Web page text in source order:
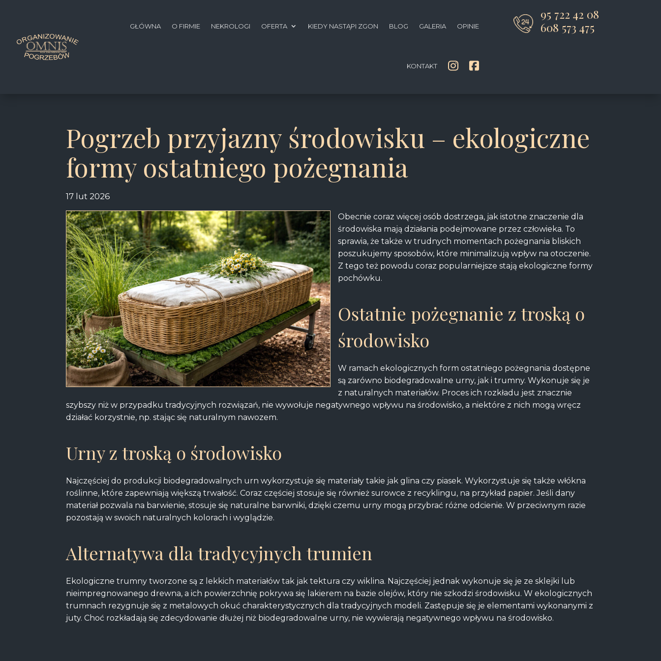
GŁÓWNA O FIRMIE NEKROLOGI OFERTA KIEDY NASTĄPI ZGON BLOG GALERIA OPINIE
KONTAKT
95 722 42 08
608 573 475
Pogrzeb przyjazny środowisku – ekologiczne
formy ostatniego pożegnania
17 lut 2026
Obecnie coraz więcej osób dostrzega, jak istotne znaczenie dla
środowiska mają działania podejmowane przez człowieka. To
sprawia, że także w trudnych momentach pożegnania bliskich
poszukujemy sposobów, które minimalizują wpływ na otoczenie.
Z tego też powodu coraz popularniejsze stają ekologiczne formy
pochówku.
Ostatnie pożegnanie z troską o
środowisko
W ramach ekologicznych form ostatniego pożegnania dostępne
są zarówno biodegradowalne urny, jak i trumny. Wykonuje się je
z naturalnych materiałów. Proces ich rozkładu jest znacznie
szybszy niż w przypadku tradycyjnych rozwiązań, nie wywołuje negatywnego wpływu na środowisko, a niektóre z nich mogą wręcz
działać korzystnie, np. stając się naturalnym nawozem.
Urny z troską o środowisko
Najczęściej do produkcji biodegradowalnych urn wykorzystuje się materiały takie jak glina czy piasek. Wykorzystuje się także włókna
roślinne, które zapewniają większą trwałość. Coraz częściej stosuje się również surowce z recyklingu, na przykład papier. Jeśli dany
materiał pozwala na barwienie, stosuje się naturalne barwniki, dzięki czemu urny mogą przybrać różne odcienie. W przeciwnym razie
pozostają w swoich naturalnych kolorach i wyglądzie.
Alternatywa dla tradycyjnych trumien
Ekologiczne trumny tworzone są z lekkich materiałów tak jak tektura czy wiklina. Najczęściej jednak wykonuje się je ze sklejki lub
nieimpregnowanego drewna, a ich powierzchnię pokrywa się lakierem na bazie olejów, który nie szkodzi środowisku. W ekologicznych
trumnach rezygnuje się z metalowych okuć charakterystycznych dla tradycyjnych modeli. Zastępuje się je elementami wykonanymi z
juty. Choć rozkładają się zdecydowanie dłużej niż biodegradowalne urny, nie wywierają negatywnego wpływu na środowisko.